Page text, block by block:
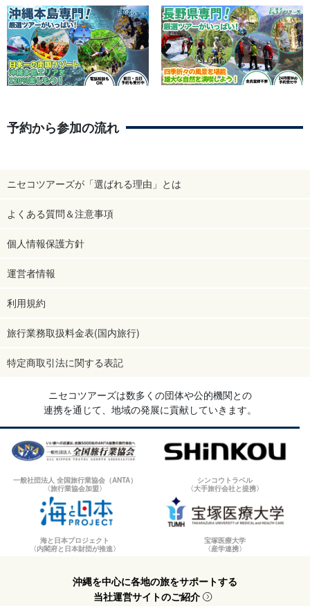
予約から参加の流れ
ニセコツアーズが「選ばれる理由」とは
よくある質問＆注意事項
個人情報保護方針
運営者情報
利用規約
旅行業務取扱料金表(国内旅行)
特定商取引法に関する表記
ニセコツアーズは数多くの団体や公的機関との
連携を通じて、地域の発展に貢献していきます。
一般社団法人 全国旅行業協会（ANTA）
〈旅行業協会加盟〉
シンコウトラベル
〈大手旅行会社と提携〉
海と日本プロジェクト
〈内閣府と日本財団が推進〉
宝塚医療大学
〈産学連携〉
沖縄を中心に各地の旅をサポートする
当社運営サイトのご紹介